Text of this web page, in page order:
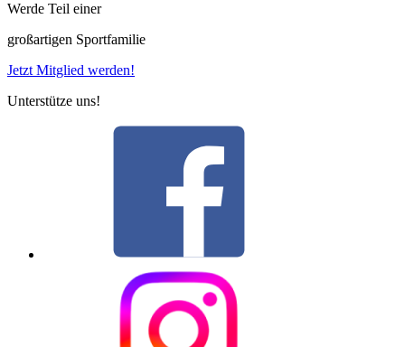
Werde Teil einer
großartigen Sportfamilie
Jetzt Mitglied werden!
Unterstütze uns!